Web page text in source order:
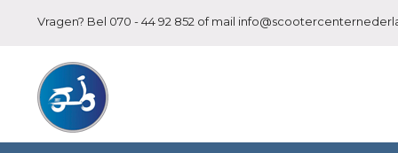
Vragen? Bel 070 - 44 92 852 of mail